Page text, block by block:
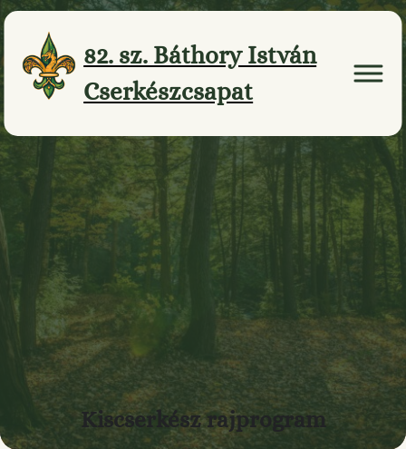
Ugrás
a
tartalomhoz82. sz. Báthory István
Cserkészcsapat
Kiscserkész rajprogram